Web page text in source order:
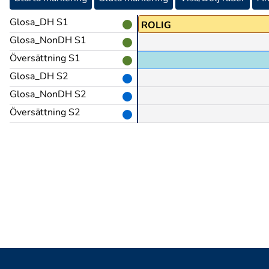
Glosa_DH S1
Glosa_NonDH S1
Översättning S1
Glosa_DH S2
Glosa_NonDH S2
Översättning S2
TYCKA ROLIG